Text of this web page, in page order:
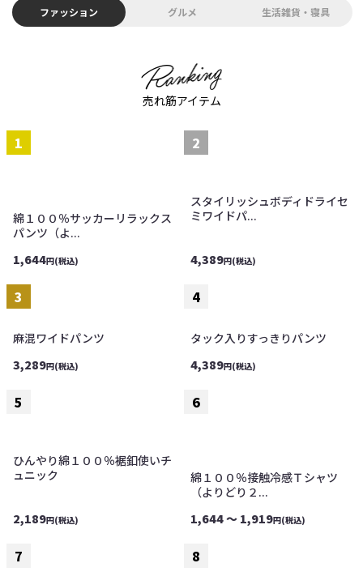
ファッション グルメ 生活雑貨・寝具
売れ筋アイテム
綿１００％サッカーリラックス
パンツ（よ...
1,644円(税込)
スタイリッシュボディドライセ
ミワイドパ...
4,389円(税込)
麻混ワイドパンツ
3,289円(税込)
タック入りすっきりパンツ
4,389円(税込)
ひんやり綿１００％裾釦使いチ
ュニック
2,189円(税込)
綿１００％接触冷感Ｔシャツ
（よりどり２...
1,644 ～ 1,919円(税込)